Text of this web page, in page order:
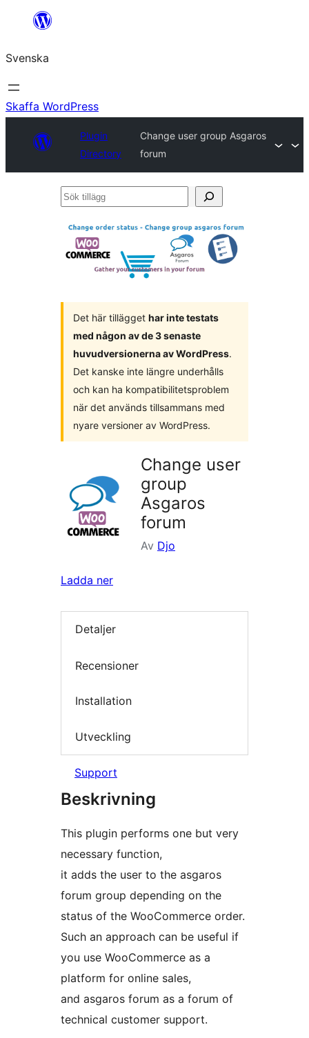
Hoppa
innehåll
Svenska
Skaffa WordPress
Plugin
Directory
Сhange user group Asgaros
forum
Sök
Det här tillägget har inte testats
med någon av de 3 senaste
huvudversionerna av WordPress.
Det kanske inte längre underhålls
och kan ha kompatibilitetsproblem
när det används tillsammans med
nyare versioner av WordPress.
Сhange user
group
Asgaros
forum
Av Djo
Ladda ner
Detaljer
Recensioner
Installation
Utveckling
Support
Beskrivning
This plugin performs one but very
necessary function,
it adds the user to the asgaros
forum group depending on the
status of the WooCommerce order.
Such an approach can be useful if
you use WooCommerce as a
platform for online sales,
and asgaros forum as a forum of
technical customer support.